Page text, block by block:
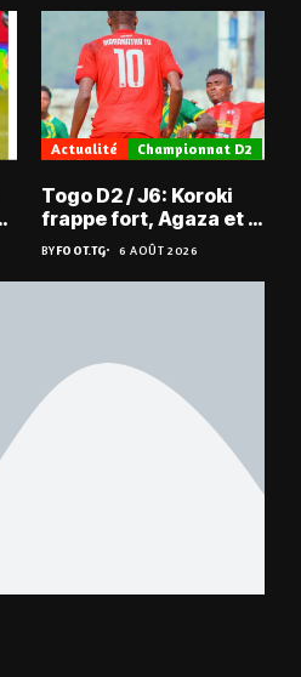
Actualité Championnat D2
Togo D2 / J6: Koroki
frappe fort, Agaza et la
JCA assurent,
suspense avant Sara
FC – Doumbé FC
BYFOOT.TG 6 AOÛT 2026